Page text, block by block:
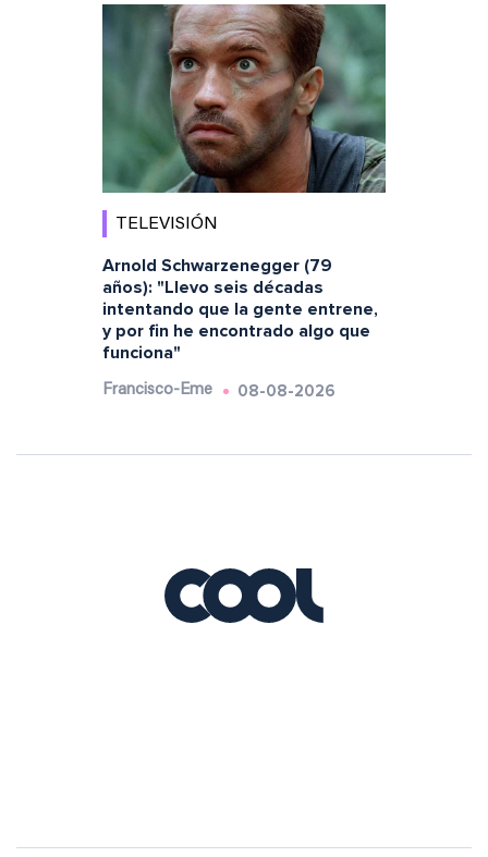
TELEVISIÓN
Arnold Schwarzenegger (79
años): "Llevo seis décadas
intentando que la gente entrene,
y por fin he encontrado algo que
funciona"
Francisco-Eme 08-08-2026